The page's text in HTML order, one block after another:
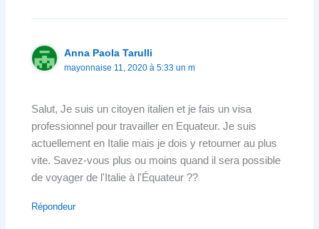
Anna Paola Tarulli
mayonnaise 11, 2020 à 5:33 un m
Salut, Je suis un citoyen italien et je fais un visa
professionnel pour travailler en Equateur. Je suis
actuellement en Italie mais je dois y retourner au plus
vite. Savez-vous plus ou moins quand il sera possible
de voyager de l'Italie à l'Équateur ??
Répondeur